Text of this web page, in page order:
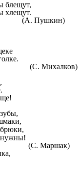
блещут,
хлещут.
нужны!
Маршак)